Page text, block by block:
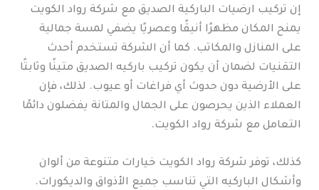
إن تركيب ارضيات الباركية الصديق مع شركة رواد الكويت
يمنح المكان مظهرًا أنيقًا وعصريًا يضفي لمسة جمالية
على المنازل والمكاتب. كما أن الشركة تستخدم أحدث
التقنيات لضمان أن يكون تركيب باركيه الصديق متينًا وثابتًا
على الأرضية دون حدوث أي فراغات أو عيوب. لذلك، فإن
العملاء الذين يحرصون على الجمال والمتانة يفضلون دائمًا
التعامل مع شركة رواد الكويت.
كذلك، توفر شركة رواد الكويت خيارات متنوعة من ألوان
وأشكال الباركيه التي تناسب جميع الأذواق والديكورات.